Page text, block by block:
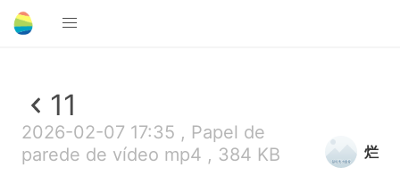
11
2026-02-07 17:35 , Papel de
parede de vídeo mp4 , 384 KB
烂